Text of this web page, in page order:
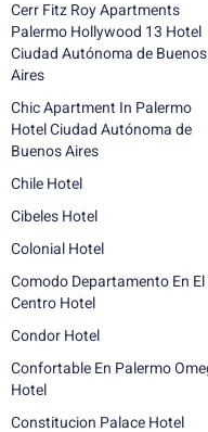
Cerr Fitz Roy Apartments
Palermo Hollywood 13 Hotel
Ciudad Autónoma de Buenos
Aires
Chic Apartment In Palermo
Hotel Ciudad Autónoma de
Buenos Aires
Chile Hotel
Cibeles Hotel
Colonial Hotel
Comodo Departamento En El
Centro Hotel
Condor Hotel
Confortable En Palermo
Hotel
Constitucion Palace Hotel